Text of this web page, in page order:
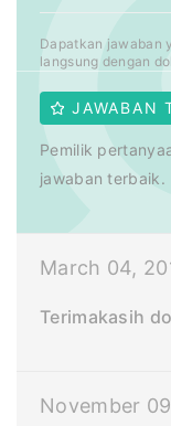
Dapatkan jawaban
langsung dengan
JAWABAN
Pemilik
jawaban terbaik.
March 04,
Terimakasih
November